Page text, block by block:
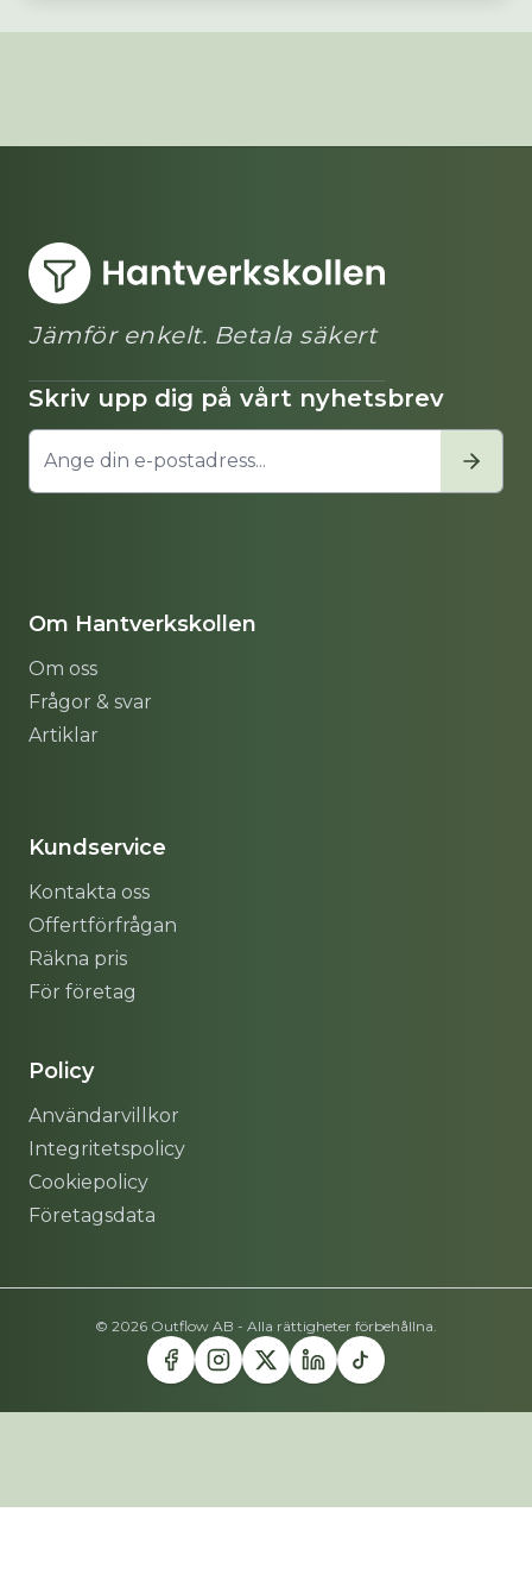
Jämför enkelt. Betala säkert
Skriv upp dig på vårt nyhetsbrev
Om Hantverkskollen
Om oss
Frågor & svar
Artiklar
Kundservice
Kontakta oss
Offertförfrågan
Räkna pris
För företag
Policy
Användarvillkor
Integritetspolicy
Cookiepolicy
Företagsdata
© 2026 Outflow AB - Alla rättigheter förbehållna.